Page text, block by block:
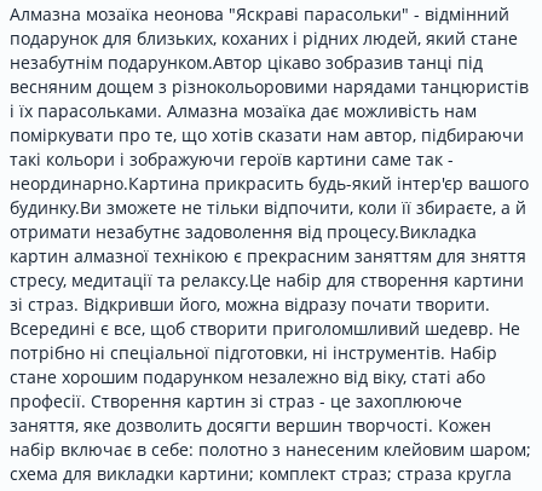
Алмазна мозаїка неонова "Яскраві парасольки" - відмінний
подарунок для близьких, коханих і рідних людей, який стане
незабутнім подарунком.Автор цікаво зобразив танці під
весняним дощем з різнокольоровими нарядами танцюристів
і їх парасольками. Алмазна мозаїка дає можливість нам
поміркувати про те, що хотів сказати нам автор, підбираючи
такі кольори і зображуючи героїв картини саме так -
неординарно.Картина прикрасить будь-який інтер'єр вашого
будинку.Ви зможете не тільки відпочити, коли її збираєте, а й
отримати незабутнє задоволення від процесу.Викладка
картин алмазної технікою є прекрасним заняттям для зняття
стресу, медитації та релаксу.Це набір для створення картини
зі страз. Відкривши його, можна відразу почати творити.
Всередині є все, щоб створити приголомшливий шедевр. Не
потрібно ні спеціальної підготовки, ні інструментів. Набір
стане хорошим подарунком незалежно від віку, статі або
професії. Створення картин зі страз - це захоплююче
заняття, яке дозволить досягти вершин творчості. Кожен
набір включає в себе: полотно з нанесеним клейовим шаром;
схема для викладки картини; комплект страз; страза кругла